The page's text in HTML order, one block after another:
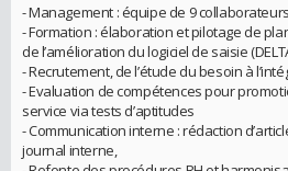
- Management : équipe de 9 collaborateurs
- Formation : élaboration et pilotage de
de l’amélioration du logiciel de saisie
- Recrutement, de l’étude du besoin à
- Evaluation de compétences pour
service via tests d’aptitudes
- Communication interne : rédaction
journal interne,